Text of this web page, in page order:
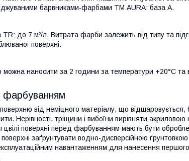
барвниками-фарбами ТМ AURA: база А.
до 7 м²/л. Витрата фарби залежить від типу та
поверхні.
наносити за 2 години за температури +20°С та
фарбуванням
від неміцного матеріалу, що відшаровується,
Нерівності, тріщини і вибоїни вирівняти
цвілі поверхні перед фарбуванням мають бути
заґрунтувати водно-дисперсійною
навантаженням для нанесення